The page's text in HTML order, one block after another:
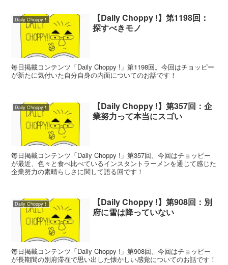
Daily Choppy！
【Daily Choppy !】第1198回：
探すべきモノ
毎日掲載コンテンツ「Daily Choppy !」第1198回。今回はチョッピー
が新たに気付いた自分自身の内面についてのお話です！
Daily Choppy！
【Daily Choppy !】第357回：企
業努力って本当にスゴい
毎日掲載コンテンツ「Daily Choppy !」第357回。今回はチョッピー
が最近、色々と食べ比べているインスタントラーメンを通じて感じた
企業努力の素晴らしさに関して語る回です！
Daily Choppy！
【Daily Choppy !】第908回：別
府に雪は降っていない
毎日掲載コンテンツ「Daily Choppy !」第908回。今回はチョッピー
が長期間の別府滞在で思い出した懐かしい感覚についてのお話です！